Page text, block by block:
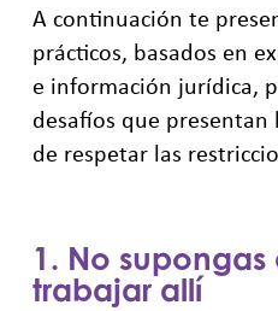
A continuación te
prácticos, basados en
e información jurídica,
desafíos que presentan
de respetar las
1. No
trabajar allí